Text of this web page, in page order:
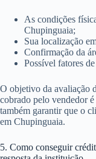
As condições
Chupinguaia;
Sua localização
Confirmação da
Possível fatores
O objetivo da avaliação
cobrado pelo vendedor
também garantir que o
em Chupinguaia.
5. Como conseguir